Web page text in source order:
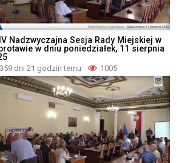
Nadzwyczajna Sesja Rady Miejskiej w
w dniu poniedziałek, 11 sierpnia
359 dni 21 godzin temu 1005